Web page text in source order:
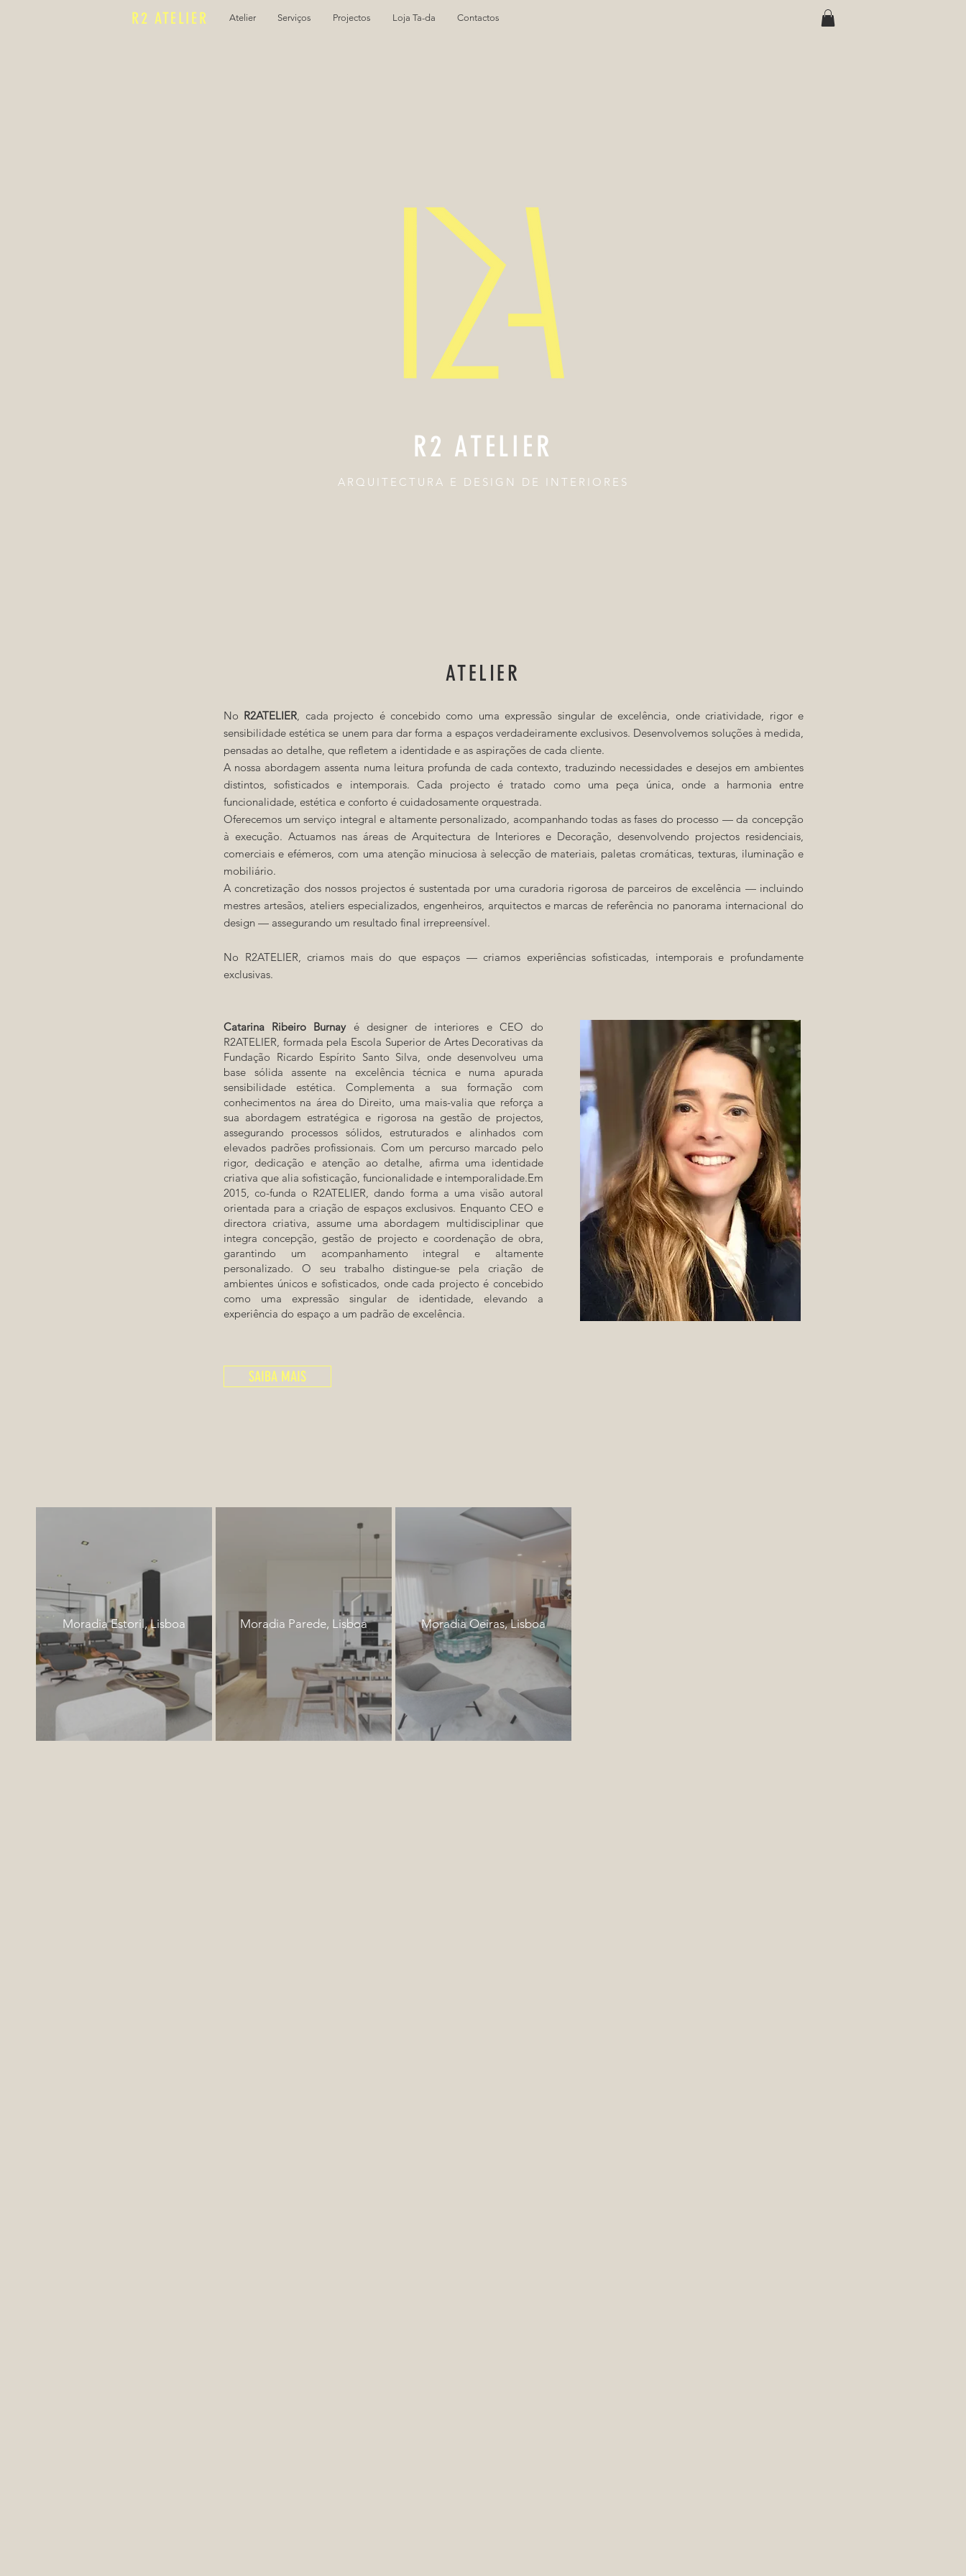
R2 ATELIER Atelier Serviços Projectos Loja Ta-da Contactos
R2 ATELIER
ARQUITECTURA E DESIGN DE INTERIORES
ATELIER
No R2ATELIER, cada projecto é concebido como uma expressão singular de excelência, onde criatividade, rigor e
sensibilidade estética se unem para dar forma a espaços verdadeiramente exclusivos. Desenvolvemos soluções à medida,
pensadas ao detalhe, que refletem a identidade e as aspirações de cada cliente.
A nossa abordagem assenta numa leitura profunda de cada contexto, traduzindo necessidades e desejos em ambientes
distintos, sofisticados e intemporais. Cada projecto é tratado como uma peça única, onde a harmonia entre
funcionalidade, estética e conforto é cuidadosamente orquestrada.
Oferecemos um serviço integral e altamente personalizado, acompanhando todas as fases do processo — da concepção
à execução. Actuamos nas áreas de Arquitectura de Interiores e Decoração, desenvolvendo projectos residenciais,
comerciais e efémeros, com uma atenção minuciosa à selecção de materiais, paletas cromáticas, texturas, iluminação e
mobiliário.
A concretização dos nossos projectos é sustentada por uma curadoria rigorosa de parceiros de excelência — incluindo
mestres artesãos, ateliers especializados, engenheiros, arquitectos e marcas de referência no panorama internacional do
design — assegurando um resultado final irrepreensível.
No R2ATELIER, criamos mais do que espaços — criamos experiências sofisticadas, intemporais e profundamente
exclusivas.
Catarina Ribeiro Burnay é designer de interiores e CEO do
R2ATELIER, formada pela Escola Superior de Artes Decorativas da
Fundação Ricardo Espírito Santo Silva, onde desenvolveu uma
base sólida assente na excelência técnica e numa apurada
sensibilidade estética. Complementa a sua formação com
conhecimentos na área do Direito, uma mais-valia que reforça a
sua abordagem estratégica e rigorosa na gestão de projectos,
assegurando processos sólidos, estruturados e alinhados com
elevados padrões profissionais. Com um percurso marcado pelo
rigor, dedicação e atenção ao detalhe, afirma uma identidade
criativa que alia sofisticação, funcionalidade e intemporalidade.Em
2015, co-funda o R2ATELIER, dando forma a uma visão autoral
orientada para a criação de espaços exclusivos. Enquanto CEO e
directora criativa, assume uma abordagem multidisciplinar que
integra concepção, gestão de projecto e coordenação de obra,
garantindo um acompanhamento integral e altamente
personalizado. O seu trabalho distingue-se pela criação de
ambientes únicos e sofisticados, onde cada projecto é concebido
como uma expressão singular de identidade, elevando a
experiência do espaço a um padrão de excelência.
SAIBA MAIS
Moradia Estoril, Lisboa Moradia Parede, Lisboa Moradia Oeiras, Lisboa